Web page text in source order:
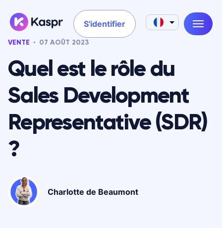
S'identifier
VENTE 07 AOÛT 2023
Quel est le rôle du
Sales Development
Representative (SDR)
?
Charlotte de Beaumont